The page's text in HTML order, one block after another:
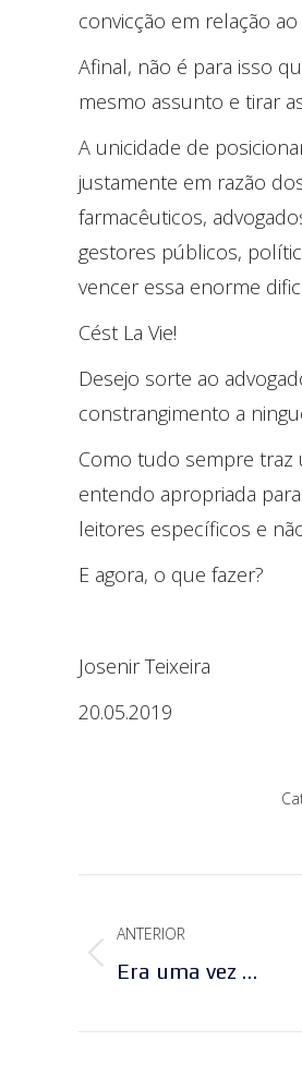
convicção em relação
Afinal, não é para isso
mesmo assunto e tirar
A unicidade de
justamente em razão
farmacêuticos,
gestores públicos,
vencer essa enorme
Cést La Vie!
Desejo sorte ao
constrangimento a
Como tudo sempre traz
entendo apropriada
leitores específicos e
E agora, o que fazer?
Josenir Teixeira
20.05.2019
de
post:
ANTERIOR
Post
Era uma vez …